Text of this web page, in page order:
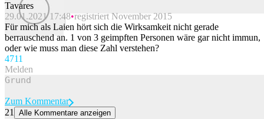
Beitrag melden
Tavares
29.01.2021 17:48 registriert November 2015
Für mich als Laien hört sich die Wirksamkeit nicht gerade
berrauschend an. 1 von 3 geimpften Personen wäre gar nicht immun,
oder wie muss man diese Zahl verstehen?
4711
Melden
Zum Kommentar
21
Alle Kommentare anzeigen